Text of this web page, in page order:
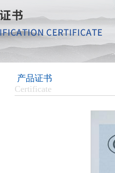
产品证书
Certificate